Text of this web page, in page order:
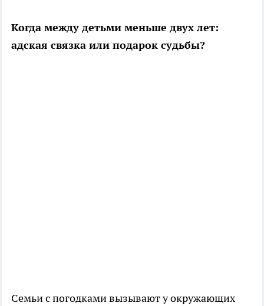
Когда между детьми меньше двух лет:
адская связка или подарок судьбы?
Семьи с погодками вызывают у окружающих